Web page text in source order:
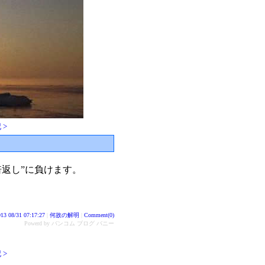
>
し”に負けます。
08/31 07:17:27 何故の解明
Comment(0)
Powerd by バンコム ブログ バニー
>